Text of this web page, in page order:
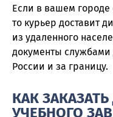
Если в вашем городе
то курьер доставит
из удаленного
документы службами
России и за границу.
КАК
УЧЕБНОГО